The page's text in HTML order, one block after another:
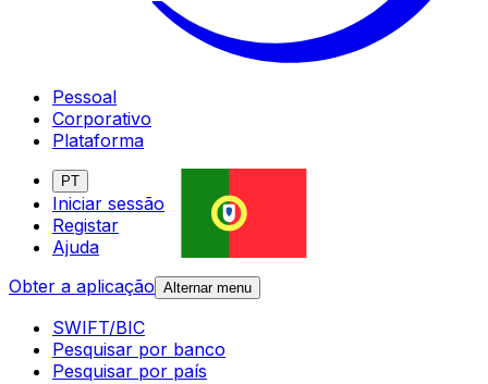
Pessoal
Corporativo
Plataforma
PT
Iniciar sessão
Registar
Ajuda
Obter a aplicação Alternar menu
SWIFT/BIC
Pesquisar por banco
Pesquisar por país